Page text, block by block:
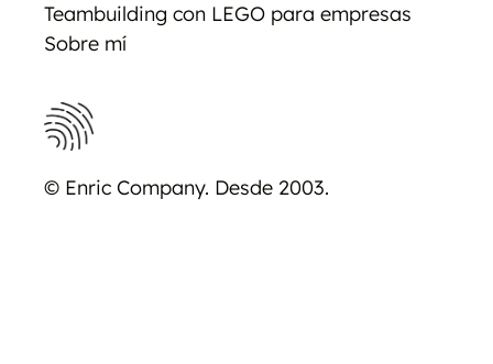
© Enric Company. Desde 2003.
Teambuilding con LEGO para empresas
Sobre mí